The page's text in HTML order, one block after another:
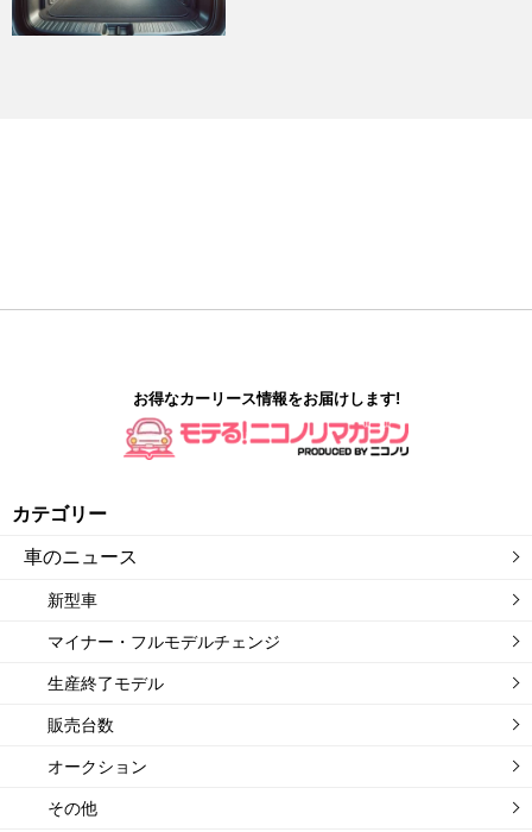
お得なカーリース情報をお届けします!
カテゴリー
車のニュース
新型車
マイナー・フルモデルチェンジ
生産終了モデル
販売台数
オークション
その他